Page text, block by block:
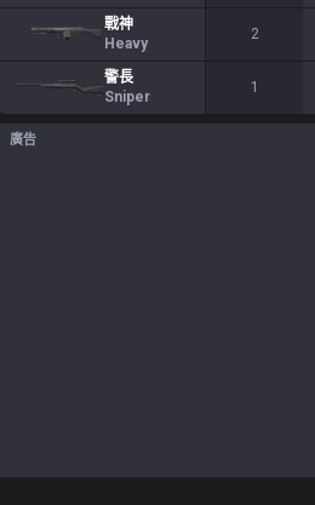
戰神
Heavy
2
警長
Sniper
1
廣告